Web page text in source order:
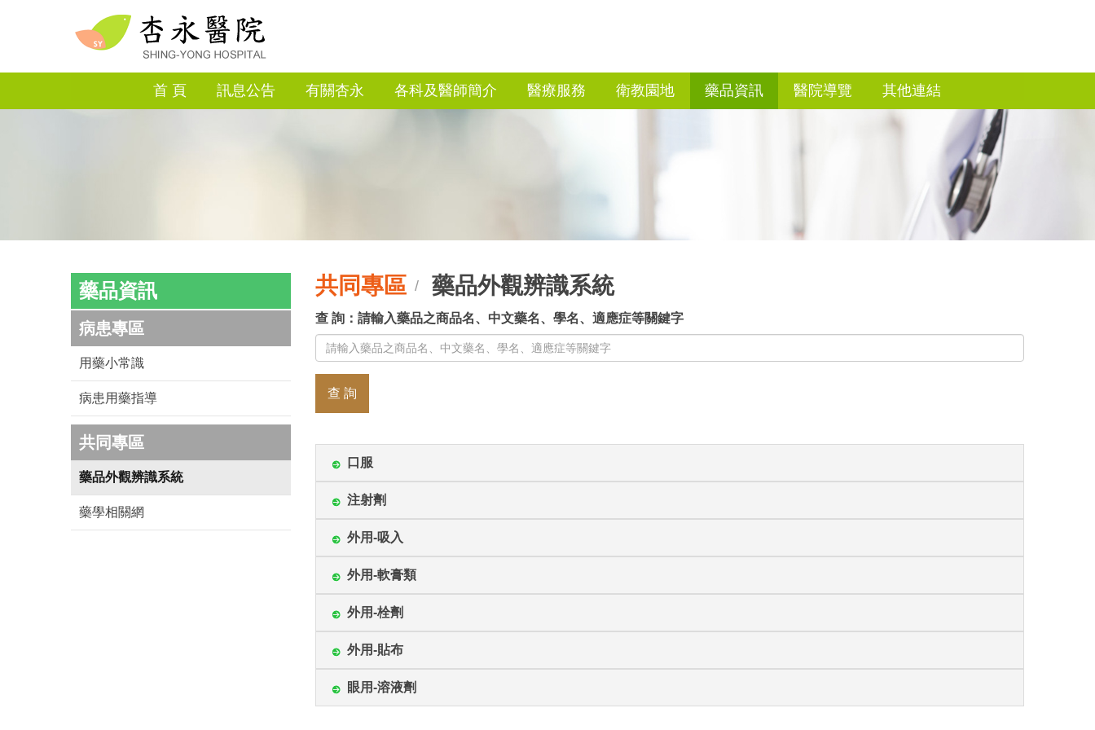
首 頁 訊息公告 有關杏永 各科及醫師簡介 醫療服務 衛教園地 藥品資訊 醫院導覽 其他連結
藥品資訊
病患專區
用藥小常識
病患用藥指導
共同專區
藥品外觀辨識系統
藥學相關網
共同專區 / 藥品外觀辨識系統
查 詢：請輸入藥品之商品名、中文藥名、學名、適應症等關鍵字
查 詢
口服
注射劑
外用-吸入
外用-軟膏類
外用-栓劑
外用-貼布
眼用-溶液劑